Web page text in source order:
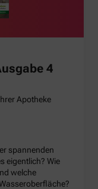
4
Apotheke
spannenden
eigentlich? Wie
welche